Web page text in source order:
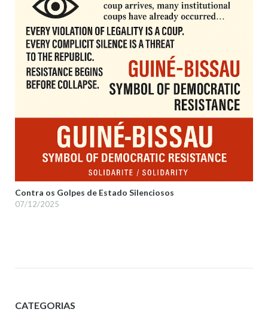
Contra os Golpes de Estado Silenciosos
07/12/2025
CATEGORIAS